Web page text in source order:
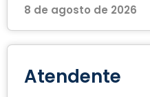
8 de agosto de 2026
Atendente